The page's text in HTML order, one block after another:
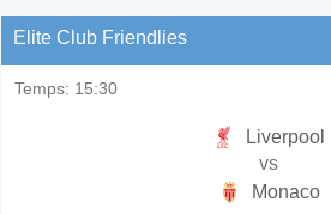
Elite Club Friendlies
Temps: 15:30
Liverpool
vs
Monaco